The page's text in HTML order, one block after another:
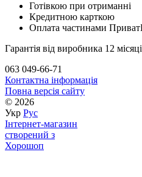
Готівкою при отриманні
Кредитною карткою
Оплата частинами
Гарантія від виробника 12
063 049-66-71
Контактна інформація
Повна версія сайту
© 2026
Укр Рус
Інтернет-магазин
створений з
Хорошоп